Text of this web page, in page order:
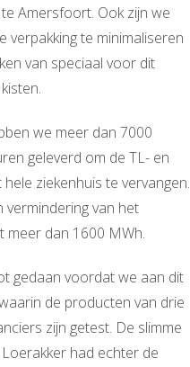
Amersfoort. Ook zijn we
verpakking te minimaliseren
van speciaal voor dit
we meer dan 7000
geleverd om de TL- en
ziekenhuis te vervangen.
vermindering van het
meer dan 1600 MWh.
gedaan voordat we aan dit
de producten van drie
zijn getest. De slimme
had echter de